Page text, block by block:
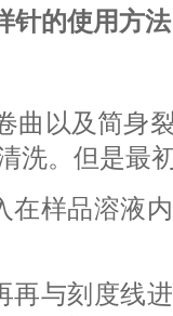
针的使用方法
以及简身
。但是最
样品溶液
与刻度线